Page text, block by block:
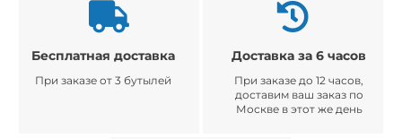
Бесплатная доставка
При заказе от 3 бутылей
Доставка за 6 часов
При заказе до 12 часов,
доставим ваш заказ по
Москве в этот же день